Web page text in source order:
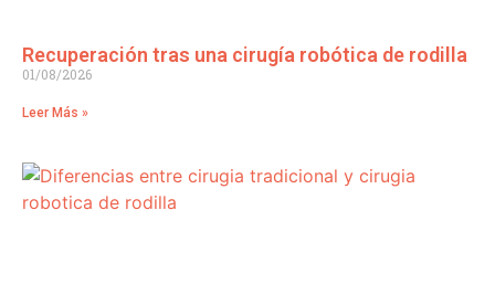
Recuperación tras una cirugía robótica de rodilla
01/08/2026
Leer Más »